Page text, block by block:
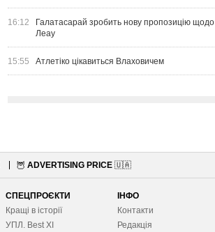
16:12
Галатасарай зробить нову пропозицію щодо
Леау
15:55 Атлетіко цікавиться Влаховичем
🦉 ADVERTISING PRICE 🇺🇦
СПЕЦПРОЄКТИ
Кращі в історії
УПЛ. Best XІ
ІНФО
Контакти
Редакція